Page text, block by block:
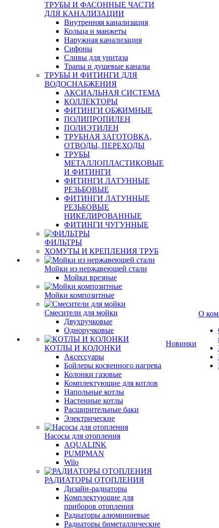
ТРУБЫ И ФАСОННЫЕ ЧАСТИ
ДЛЯ КАНАЛИЗАЦИИ
Внутренняя канализация
Кольца и манжеты
Наружная канализация
Сифоны
Сливы для унитаза
Трапы и душевые каналы
ТРУБЫ И ФИТИНГИ ДЛЯ
ВОДОСНАБЖЕНИЯ
АКСИАЛЬНАЯ СИСТЕМА
КОЛЛЕКТОРЫ
ФИТИНГИ ОБЖИМНЫЕ
ПОЛИПРОПИЛЕН
ПОЛИЭТИЛЕН
ТРУБНАЯ ЗАГОТОВКА,
ОТВОДЫ, ПЕРЕХОДЫ
ТРУБЫ
МЕТАЛЛОПЛАСТИКОВЫЕ
И ФИТИНГИ
ФИТИНГИ ЛАТУННЫЕ
РЕЗЬБОВЫЕ
ФИТИНГИ ЛАТУННЫЕ
РЕЗЬБОВЫЕ
НИКЕЛИРОВАННЫЕ
ФИТИНГИ ЧУГУННЫЕ
ФИЛЬТРЫ
ХОМУТЫ И КРЕПЛЕНИЯ ТРУБ
Мойки из нержавеющей стали
Мойки врезные
Мойки композитные
Смесители для мойки
Двухручковые
Одноручковые
КОТЛЫ И КОЛОНКИ
Аксессуары
Бойлеры косвенного нагрева
Колонки газовые
Комплектующие для котлов
Напольные котлы
Настенные котлы
Расширительные баки
Электрические
Насосы для отопления
AQUALINK
PUMPMAN
Wilo
РАДИАТОРЫ ОТОПЛЕНИЯ
Дизайн-радиаторы
Комплектующие для
приборов отопления
Радиаторы алюминиевые
Радиаторы биметаллические
Новинки
О